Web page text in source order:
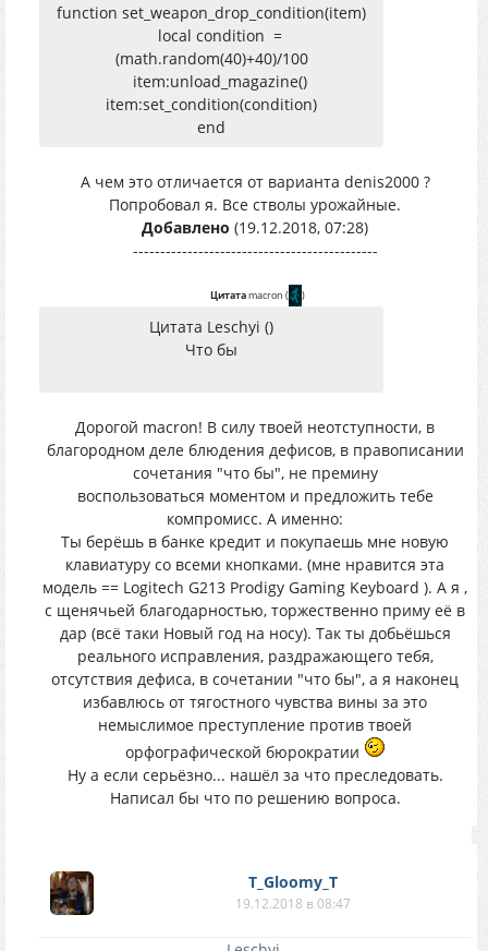
function set_weapon_drop_condition(item)
local condition =
(math.random(40)+40)/100
item:unload_magazine()
item:set_condition(condition)
end
А чем это отличается от варианта denis2000 ?
Попробовал я. Все стволы урожайные.
Добавлено (19.12.2018, 07:28)
---------------------------------------------
Цитатаmacron ( )
Цитата Leschyi ()
Что бы
Дорогой macron! В силу твоей неотступности, в
благородном деле блюдения дефисов, в правописании
сочетания "что бы", не премину
воспользоваться моментом и предложить тебе
компромисс. А именно:
Ты берёшь в банке кредит и покупаешь мне новую
клавиатуру со всеми кнопками. (мне нравится эта
модель == Logitech G213 Prodigy Gaming Keyboard ). А я ,
с щенячьей благодарностью, торжественно приму её в
дар (всё таки Новый год на носу). Так ты добьёшься
реального исправления, раздражающего тебя,
отсутствия дефиса, в сочетании "что бы", а я наконец
избавлюсь от тягостного чувства вины за это
немыслимое преступление против твоей
орфографической бюрократии
Ну а если серьёзно... нашёл за что преследовать.
Написал бы что по решению вопроса.
T_Gloomy_T
19.12.2018 в 08:47